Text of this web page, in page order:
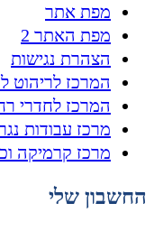
מפת אתר
מפת האתר 2
הצהרת נגישות
המרכז לריהוט
המרכז לחדרי
מרכז עבודות
מרכז קרמיקה
החשבון שלי